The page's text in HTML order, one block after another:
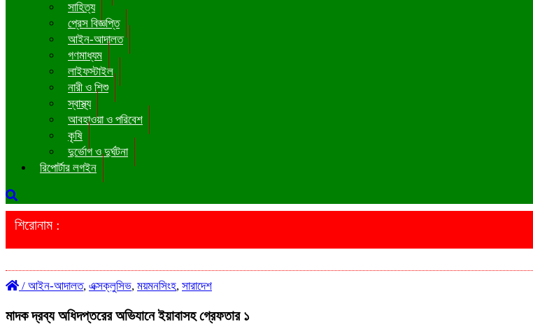
সাহিত্য
প্রেস বিজ্ঞপ্তি
আইন-আদালত
গণমাধ্যম
লাইফস্টাইল
নারী ও শিশু
স্বাস্থ্য
আবহাওয়া ও পরিবেশ
কৃষি
দুর্ভোগ ও দুর্ঘটনা
রিপোর্টার লগইন
শিরোনাম :
/ আইন-আদালত, এক্সক্লুসিভ, ময়মনসিংহ, সারাদেশ
মাদক দ্রব্য অধিদপ্তরের অভিযানে ইয়াবাসহ গ্রেফতার ১